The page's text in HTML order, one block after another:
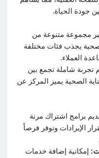
جودة الحياة.
مجموعة متنوعة من
يجذب فئات مختلفة
العملاء.
تجربة شاملة تجمع بين
الصحية يميز المركز عن
برامج اشتراك مرنة
الإيرادات وتوفر فرصاً
إمكانية إضافة خدمات